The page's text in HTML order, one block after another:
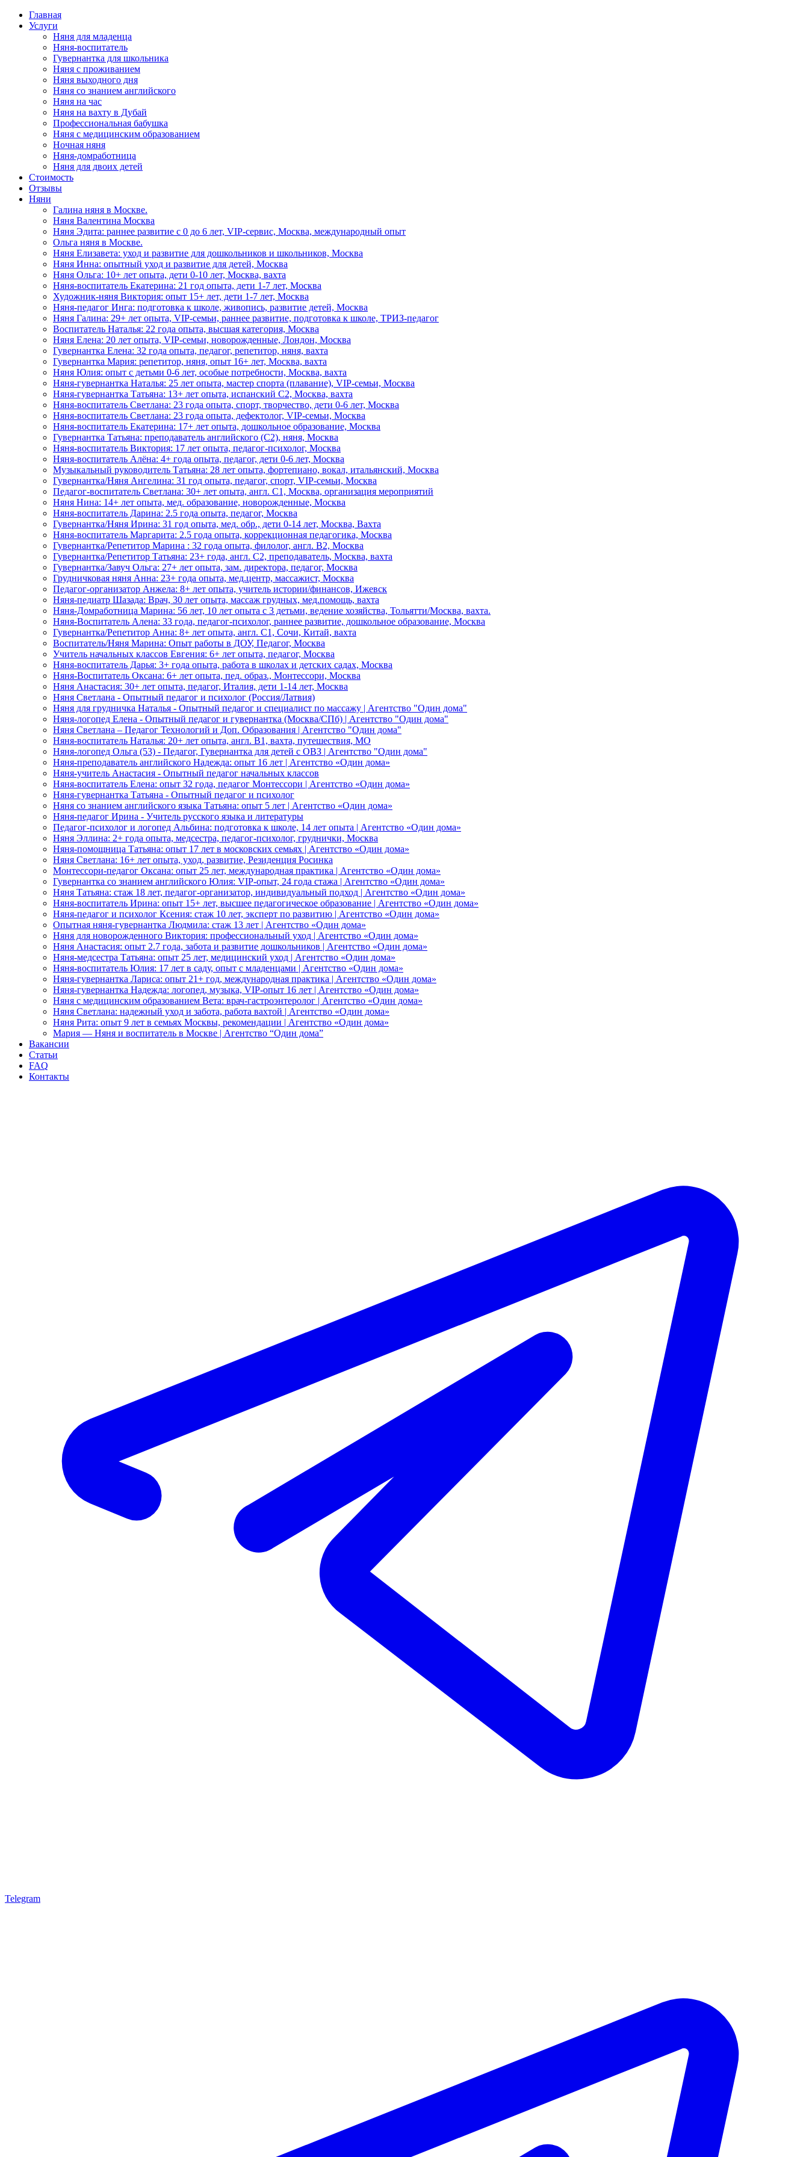
Главная
Услуги
Няня для младенца
Няня-воспитатель
Гувернантка для школьника
Няня с проживанием
Няня выходного дня
Няня со знанием английского
Няня на час
Няня на вахту в Дубай
Профессиональная бабушка
Няня с медицинским образованием
Ночная няня
Няня-домработница
Няня для двоих детей
Стоимость
Отзывы
Няни
Галина няня в Москве.
Няня Валентина Москва
Няня Эдита: раннее развитие с 0 до 6 лет, VIP-сервис, Москва, международный опыт
Ольга няня в Москве.
Няня Елизавета: уход и развитие для дошкольников и школьников, Москва
Няня Инна: опытный уход и развитие для детей, Москва
Няня Ольга: 10+ лет опыта, дети 0-10 лет, Москва, вахта
Няня-воспитатель Екатерина: 21 год опыта, дети 1-7 лет, Москва
Художник-няня Виктория: опыт 15+ лет, дети 1-7 лет, Москва
Няня-педагог Инга: подготовка к школе, живопись, развитие детей, Москва
Няня Галина: 29+ лет опыта, VIP-семьи, раннее развитие, подготовка к школе, ТРИЗ-педагог
Воспитатель Наталья: 22 года опыта, высшая категория, Москва
Няня Елена: 20 лет опыта, VIP-семьи, новорожденные, Лондон, Москва
Гувернантка Елена: 32 года опыта, педагог, репетитор, няня, вахта
Гувернантка Мария: репетитор, няня, опыт 16+ лет, Москва, вахта
Няня Юлия: опыт с детьми 0-6 лет, особые потребности, Москва, вахта
Няня-гувернантка Наталья: 25 лет опыта, мастер спорта (плавание), VIP-семьи, Москва
Няня-гувернантка Татьяна: 13+ лет опыта, испанский C2, Москва, вахта
Няня-воспитатель Светлана: 23 года опыта, спорт, творчество, дети 0-6 лет, Москва
Няня-воспитатель Светлана: 23 года опыта, дефектолог, VIP-семьи, Москва
Няня-воспитатель Екатерина: 17+ лет опыта, дошкольное образование, Москва
Гувернантка Татьяна: преподаватель английского (C2), няня, Москва
Няня-воспитатель Виктория: 17 лет опыта, педагог-психолог, Москва
Няня-воспитатель Алёна: 4+ года опыта, педагог, дети 0-6 лет, Москва
Музыкальный руководитель Татьяна: 28 лет опыта, фортепиано, вокал, итальянский, Москва
Гувернантка/Няня Ангелина: 31 год опыта, педагог, спорт, VIP-семьи, Москва
Педагог-воспитатель Светлана: 30+ лет опыта, англ. C1, Москва, организация мероприятий
Няня Нина: 14+ лет опыта, мед. образование, новорожденные, Москва
Няня-воспитатель Дарина: 2.5 года опыта, педагог, Москва
Гувернантка/Няня Ирина: 31 год опыта, мед. обр., дети 0-14 лет, Москва, Вахта
Няня-воспитатель Маргарита: 2.5 года опыта, коррекционная педагогика, Москва
Гувернантка/Репетитор Марина : 32 года опыта, филолог, англ. B2, Москва
Гувернантка/Репетитор Татьяна: 23+ года, англ. C2, преподаватель, Москва, вахта
Гувернантка/Завуч Ольга: 27+ лет опыта, зам. директора, педагог, Москва
Грудничковая няня Анна: 23+ года опыта, мед.центр, массажист, Москва
Педагог-организатор Анжела: 8+ лет опыта, учитель истории/финансов, Ижевск
Няня-педиатр Шазада: Врач, 30 лет опыта, массаж грудных, мед.помощь, вахта
Няня-Домработница Марина: 56 лет, 10 лет опыта с 3 детьми, ведение хозяйства, Тольятти/Москва, вахта.
Няня-Воспитатель Алена: 33 года, педагог-психолог, раннее развитие, дошкольное образование, Москва
Гувернантка/Репетитор Анна: 8+ лет опыта, англ. C1, Сочи, Китай, вахта
Воспитатель/Няня Марина: Опыт работы в ДОУ, Педагог, Москва
Учитель начальных классов Евгения: 6+ лет опыта, педагог, Москва
Няня-воспитатель Дарья: 3+ года опыта, работа в школах и детских садах, Москва
Няня-Воспитатель Оксана: 6+ лет опыта, пед. образ., Монтессори, Москва
Няня Анастасия: 30+ лет опыта, педагог, Италия, дети 1-14 лет, Москва
Няня Светлана - Опытный педагог и психолог (Россия/Латвия)
Няня для грудничка Наталья - Опытный педагог и специалист по массажу | Агентство "Один дома"
Няня-логопед Елена - Опытный педагог и гувернантка (Москва/СПб) | Агентство "Один дома"
Няня Светлана – Педагог Технологий и Доп. Образования | Агентство "Один дома"
Няня-воспитатель Наталья: 20+ лет опыта, англ. B1, вахта, путешествия, МО
Няня-логопед Ольга (53) - Педагог, Гувернантка для детей с ОВЗ | Агентство "Один дома"
Няня-преподаватель английского Надежда: опыт 16 лет | Агентство «Один дома»
Няня-учитель Анастасия - Опытный педагог начальных классов
Няня-воспитатель Елена: опыт 32 года, педагог Монтессори | Агентство «Один дома»
Няня-гувернантка Татьяна - Опытный педагог и психолог
Няня со знанием английского языка Татьяна: опыт 5 лет | Агентство «Один дома»
Няня-педагог Ирина - Учитель русского языка и литературы
Педагог-психолог и логопед Альбина: подготовка к школе, 14 лет опыта | Агентство «Один дома»
Няня Эллина: 2+ года опыта, медсестра, педагог-психолог, груднички, Москва
Няня-помощница Татьяна: опыт 17 лет в московских семьях | Агентство «Один дома»
Няня Светлана: 16+ лет опыта, уход, развитие, Резиденция Росинка
Монтессори-педагог Оксана: опыт 25 лет, международная практика | Агентство «Один дома»
Гувернантка со знанием английского Юлия: VIP-опыт, 24 года стажа | Агентство «Один дома»
Няня Татьяна: стаж 18 лет, педагог-организатор, индивидуальный подход | Агентство «Один дома»
Няня-воспитатель Ирина: опыт 15+ лет, высшее педагогическое образование | Агентство «Один дома»
Няня-педагог и психолог Ксения: стаж 10 лет, эксперт по развитию | Агентство «Один дома»
Опытная няня-гувернантка Людмила: стаж 13 лет | Агентство «Один дома»
Няня для новорожденного Виктория: профессиональный уход | Агентство «Один дома»
Няня Анастасия: опыт 2.7 года, забота и развитие дошкольников | Агентство «Один дома»
Няня-медсестра Татьяна: опыт 25 лет, медицинский уход | Агентство «Один дома»
Няня-воспитатель Юлия: 17 лет в саду, опыт с младенцами | Агентство «Один дома»
Няня-гувернантка Лариса: опыт 21+ год, международная практика | Агентство «Один дома»
Няня-гувернантка Надежда: логопед, музыка, VIP-опыт 16 лет | Агентство «Один дома»
Няня с медицинским образованием Вета: врач-гастроэнтеролог | Агентство «Один дома»
Няня Светлана: надежный уход и забота, работа вахтой | Агентство «Один дома»
Няня Рита: опыт 9 лет в семьях Москвы, рекомендации | Агентство «Один дома»
Мария — Няня и воспитатель в Москве | Агентство “Один дома”
Вакансии
Статьи
FAQ
Контакты
Telegram